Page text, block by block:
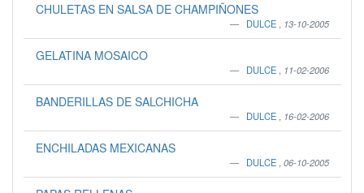
CHULETAS EN SALSA DE CHAMPIÑONES
DULCE 13-10-2005
GELATINA MOSAICO
DULCE 11-02-2006
BANDERILLAS DE SALCHICHA
DULCE 16-02-2006
ENCHILADAS MEXICANAS
DULCE 06-10-2005